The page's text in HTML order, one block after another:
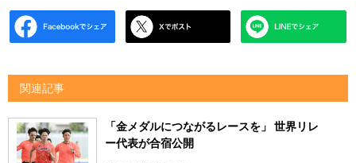
関連記事
「金メダルにつながるレースを」 世界リレ
ー代表が合宿公開